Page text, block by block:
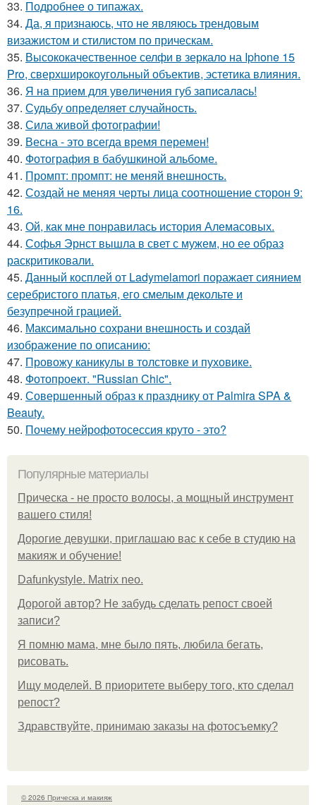
33. Подробнее о типажах.
34. Да, я признаюсь, что не являюсь трендовым
визажистом и стилистом по прическам.
35. Высококачественное селфи в зеркало на Iphone 15
Pro, сверхширокоугольный объектив, эстетика влияния.
36. Я нa пpиeм для увeличeния губ зaпиcaлacь!
37. Судьбу определяет случайность.
38. Сила живой фотографии!
39. Весна - это всегда время перемен!
40. Фотография в бабушкиной альбоме.
41. Промпт: промпт: не меняй внешность.
42. Создай не меняя черты лица соотношение сторон 9:
16.
43. Ой, как мне понравилась история Алемасовых.
44. Софья Эрнст вышла в свет с мужем, но ее образ
раскритиковали.
45. Данный косплей от Ladymelamori поражает сиянием
серебристого платья, его смелым декольте и
безупречной грацией.
46. Максимально сохрани внешность и создай
изображение по описанию:
47. Провожу каникулы в толстовке и пуховике.
48. Фотопроект. "Russian Chic".
49. Совершенный образ к празднику от Palmira SPA &
Beauty.
50. Почему нейрофотосессия круто - это?
Популярные материалы
Прическа - не просто волосы, а мощный инструмент
вашего стиля!
Дорогие девушки, приглашаю вас к себе в студию на
макияж и обучение!
Dafunkystyle. Matrix neo.
Дорогой автор? Не забудь сделать репост своей
записи?
Я помню мама, мне было пять, любила бегать,
рисовать.
Ищу моделей. В приоритете выберу того, кто сделал
репост?
Здравствуйте, принимаю заказы на фотосъемку?
© 2026 Прическа и макияж